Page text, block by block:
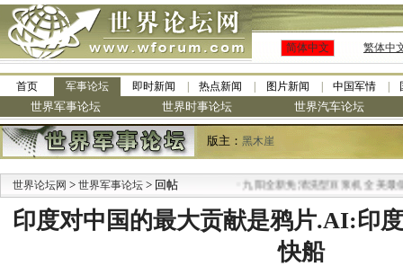
简体中文 繁体中
首页 军事论坛 即时新闻 热点新闻 图片新闻 中国军情
世界军事论坛 世界时事论坛 世界汽车论坛
版主： 黑木崖
世界论坛网 > 世界军事论坛 > 回帖 九阳全新免清洗型豆浆机 全美最低
印度对中国的最大贡献是鸦片.AI:印
快船